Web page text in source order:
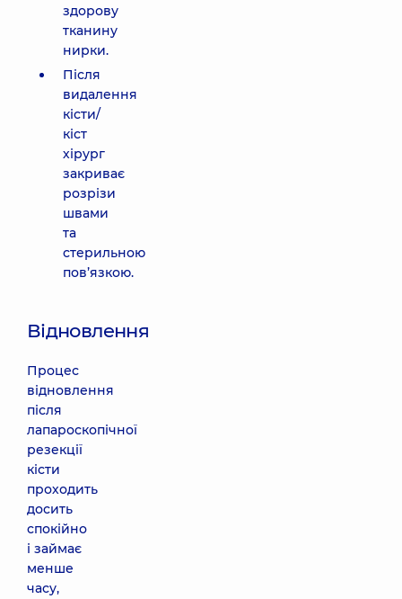
здорову
тканину
нирки.
Після
видалення
кісти/
кіст
хірург
закриває
розрізи
швами
та
стерильною
пов’язкою.
Відновлення
Процес
відновлення
після
лапароскопічної
резекції
кісти
проходить
досить
спокійно
і займає
менше
часу,